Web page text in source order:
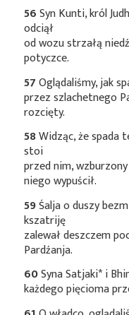
56Syn Kunti, król
odciął
od wozu strzałą
potyczce.
57Oglądaliśmy, jak
przez szlachetnego
rozcięty.
58Widząc, że spada
stoi
przed nim,
niego wypuścił.
59Śalja o duszy
kszatriję
zalewał deszczem
Pardźanja.
60SynaSatjaki*i
każdego pięcioma